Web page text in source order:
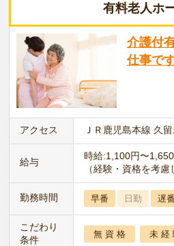
有料老人ホ
介護付
仕事で
アクセス ＪＲ鹿児島本線 久
給与
時給:1,100円〜
（経験・資格を考慮
勤務時間 早番 日勤 遅番
こだわり
条件
無 資 格 未 経